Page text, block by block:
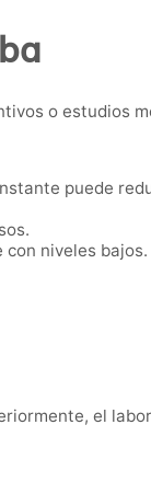
o estudios
puede
niveles bajos.
el